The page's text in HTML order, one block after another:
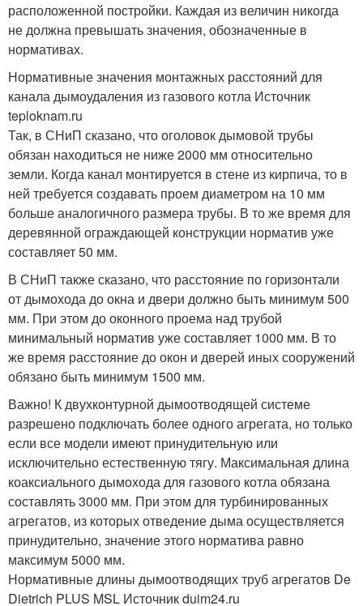
расположенной постройки. Каждая из величин никогда
не должна превышать значения, обозначенные в
нормативах.
Нормативные значения монтажных расстояний для
канала дымоудаления из газового котла Источник
teploknam.ru
Так, в СНиП сказано, что оголовок дымовой трубы
обязан находиться не ниже 2000 мм относительно
земли. Когда канал монтируется в стене из кирпича, то в
ней требуется создавать проем диаметром на 10 мм
больше аналогичного размера трубы. В то же время для
деревянной ограждающей конструкции норматив уже
составляет 50 мм.
В СНиП также сказано, что расстояние по горизонтали
от дымохода до окна и двери должно быть минимум 500
мм. При этом до оконного проема над трубой
минимальный норматив уже составляет 1000 мм. В то
же время расстояние до окон и дверей иных сооружений
обязано быть минимум 1500 мм.
Важно! К двухконтурной дымоотводящей системе
разрешено подключать более одного агрегата, но только
если все модели имеют принудительную или
исключительно естественную тягу. Максимальная длина
коаксиального дымохода для газового котла обязана
составлять 3000 мм. При этом для турбинированных
агрегатов, из которых отведение дыма осуществляется
принудительно, значение этого норматива равно
максимум 5000 мм.
Нормативные длины дымоотводящих труб агрегатов De
Dietrich PLUS MSL Источник duim24.ru